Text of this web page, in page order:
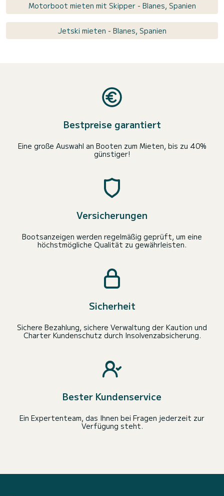
Motorboot mieten mit Skipper - Blanes, Spanien
Jetski mieten - Blanes, Spanien
Bestpreise garantiert
Eine große Auswahl an Booten zum Mieten, bis zu 40%
günstiger!
Versicherungen
Bootsanzeigen werden regelmäßig geprüft, um eine
höchstmögliche Qualität zu gewährleisten.
Sicherheit
Sichere Bezahlung, sichere Verwaltung der Kaution und
Charter Kundenschutz durch Insolvenzabsicherung.
Bester Kundenservice
Ein Expertenteam, das Ihnen bei Fragen jederzeit zur
Verfügung steht.